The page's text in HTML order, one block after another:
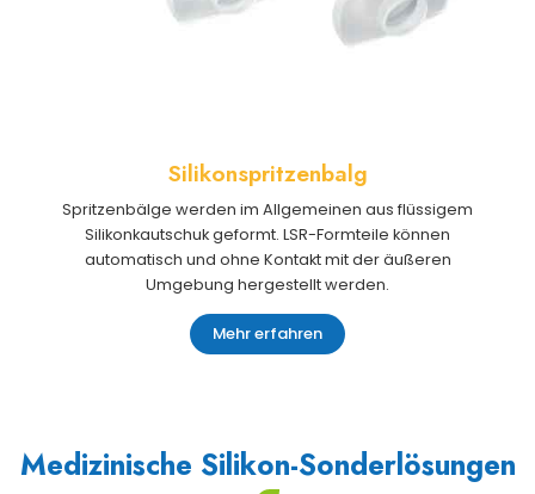
Silikonspritzenbalg
Spritzenbälge werden im Allgemeinen aus flüssigem
Silikonkautschuk geformt. LSR-Formteile können
automatisch und ohne Kontakt mit der äußeren
Umgebung hergestellt werden.
Mehr erfahren
Medizinische Silikon-Sonderlösungen